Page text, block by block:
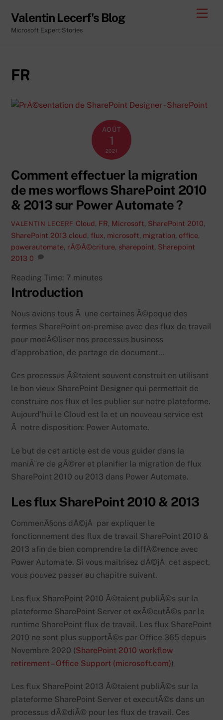
content
Valentin Lecerf's Blog
Microsoft Expert Stories
FR
AOÛT
1
2021
Comment effectuer la migration
de mes worflows SharePoint 2010
& 2013 sur Power Automate ?
VALENTIN LECERF Cloud, FR, Microsoft, SharePoint 2010,
SharePoint 2013 cloud, flux, microsoft, migration, office,
powerautomate, rÃ©Ã©criture, sharepoint, Sharepoint
2013 0
Reading Time: 7 minutes
Introduction
Nous avions tous Ã une certaines Ã©poque des
fermes SharePoint on-premise avec des flux de travail
pour modÃ©liser nos processus business
d’approbation, de partage de document…
Ces processus Ã©taient souvent construit en utilisant
le bon vieux SharePoint Designer qui permettait de
construire nos flux et les publier sur notre plateforme.
Aujourd’hui le Cloud est la et un nouveau service est
Ã notre disposition: Power Automate.
Le but de cet article est de vous guider dans la
maniÃ¨re de gÃ©rer et planifier la migration de flux
SharePoint 2010 ou 2013 dans Power Automate.
Les flux SharePoint 2010 & 2013
CommenÃ§ons dÃ©jÃ par expliquer le
fonctionnement des flux de travail SharePoint 2010 &
2013 afin de bien comprendre la diffÃ©rence avec
Power Automate. Si vous maitrisez dÃ©jÃ cet aspect,
vous pouvez passer au chapitre suivant.
Les flux SharePoint 2010 Ã©taient publiÃ©s sur la
plateforme SharePoint Server et exÃ©cutÃ©s par le
runtime SharePoint flux de travail. Les flux SharePoint
2010 ne sont plus supportÃ©s par Office 365 depuis
Novembre 2020 (SharePoint 2010 workflow
retirement – Office Support (microsoft.com))
Les flux SharePoint 2013 Ã©taient publiÃ©s sur la
plateforme SharePoint Server et executÃ©s dans un
processus dÃ©diÃ© pour les flux de travail. Ces